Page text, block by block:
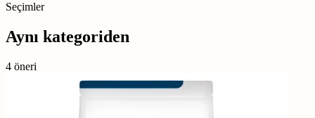
Seçimler
Aynı kategoriden
4 öneri